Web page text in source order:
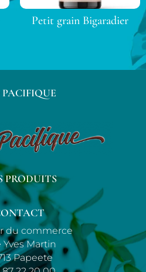
Petit grain Bigaradier
PACIFIQUE
PRODUITS
du commerce
Yves Martin
Papeete